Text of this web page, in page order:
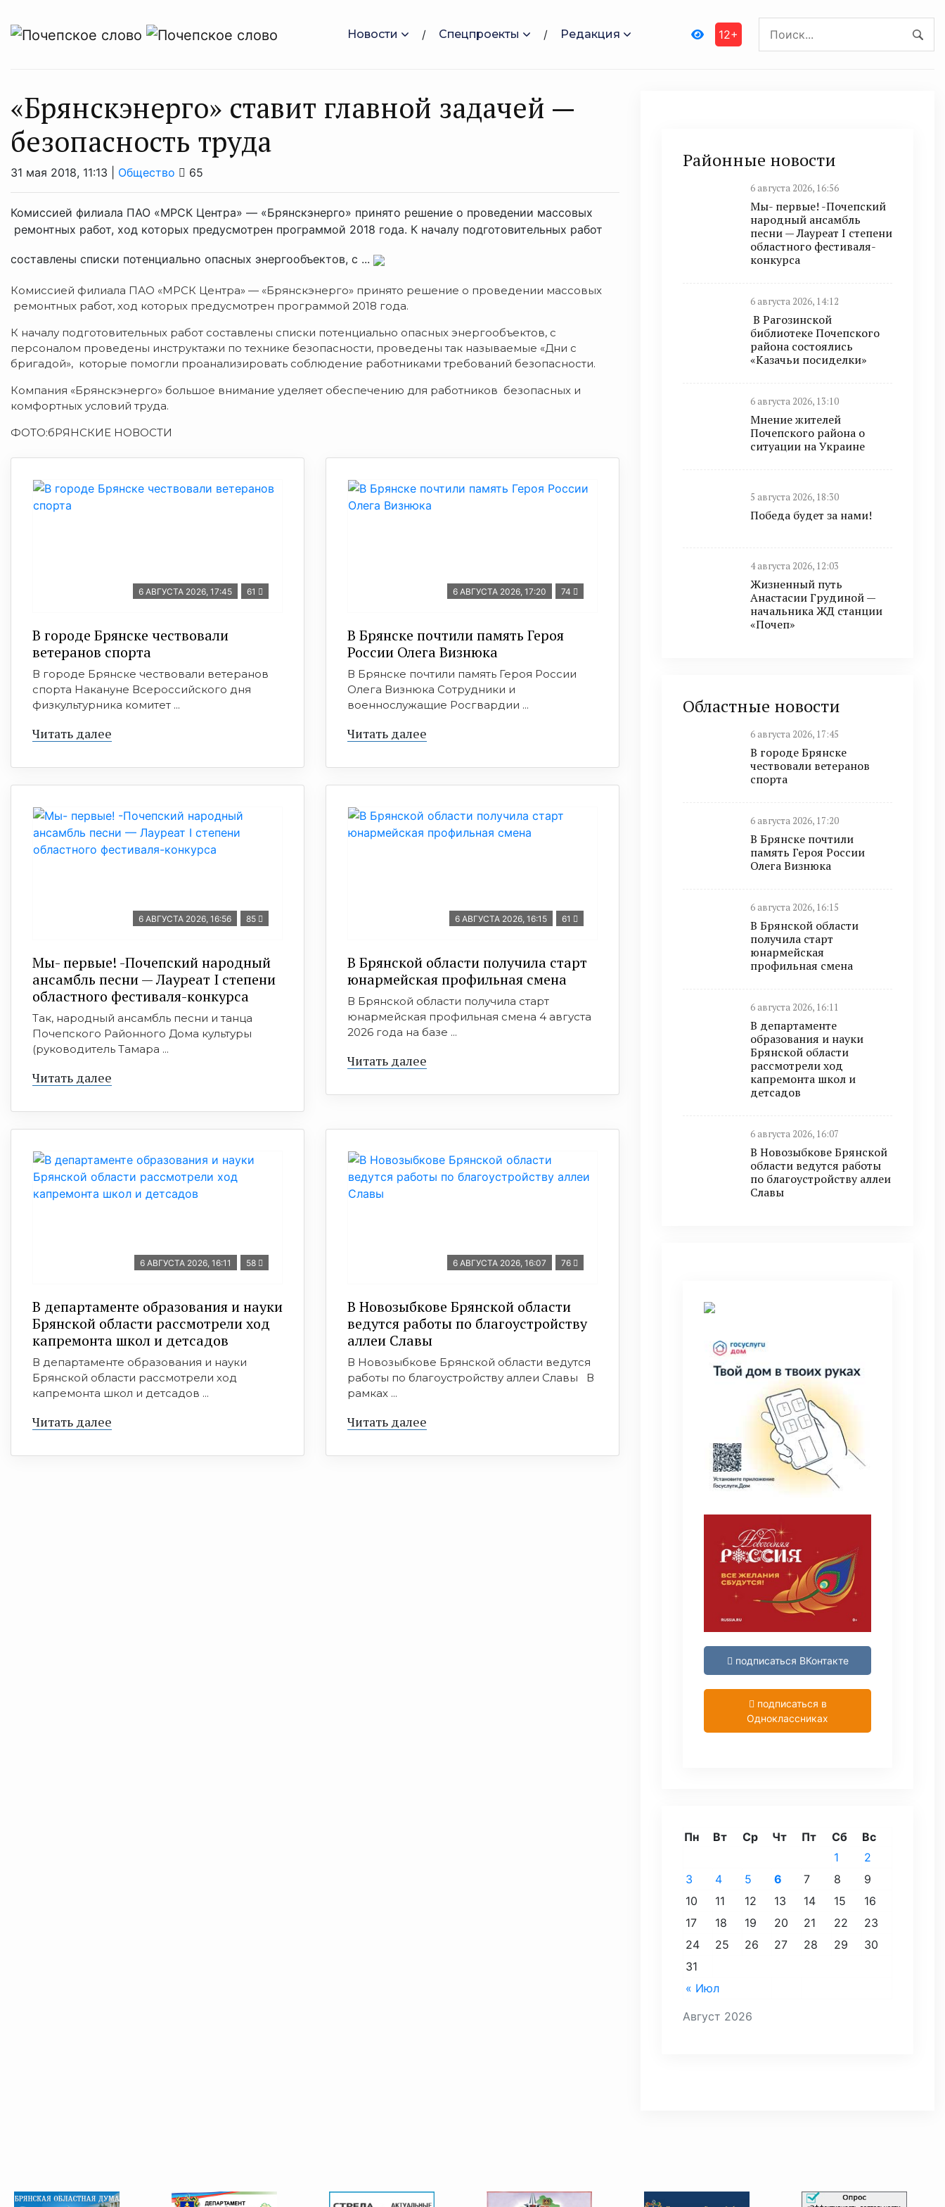
Новости Спецпроекты Редакция 12+
«Брянскэнерго» ставит главной задачей —
безопасность труда
31 мая 2018, 11:13 | Общество 65
Комиссией филиала ПАО «МРСК Центра» — «Брянскэнерго» принято решение о проведении массовых
ремонтных работ, ход которых предусмотрен программой 2018 года. К началу подготовительных работ
составлены списки потенциально опасных энергообъектов, с ...
Комиссией филиала ПАО «МРСК Центра» — «Брянскэнерго» принято решение о проведении массовых
ремонтных работ, ход которых предусмотрен программой 2018 года.
К началу подготовительных работ составлены списки потенциально опасных энергообъектов, с
персоналом проведены инструктажи по технике безопасности, проведены так называемые «Дни с
бригадой», которые помогли проанализировать соблюдение работниками требований безопасности.
Компания «Брянскэнерго» большое внимание уделяет обеспечению для работников безопасных и
комфортных условий труда.
ФОТО:бРЯНСКИЕ НОВОСТИ
6 АВГУСТА 2026, 17:45 61
В городе Брянске чествовали
ветеранов спорта
В городе Брянске чествовали ветеранов
спорта Накануне Всероссийского дня
физкультурника комитет ...
Читать далее
6 АВГУСТА 2026, 17:20 74
В Брянске почтили память Героя
России Олега Визнюка
В Брянске почтили память Героя России
Олега Визнюка Сотрудники и
военнослужащие Росгвардии ...
Читать далее
6 АВГУСТА 2026, 16:56 85
Мы- первые! -Почепский народный
ансамбль песни — Лауреат I степени
областного фестиваля-конкурса
Так, народный ансамбль песни и танца
Почепского Районного Дома культуры
(руководитель Тамара ...
Читать далее
6 АВГУСТА 2026, 16:15 61
В Брянской области получила старт
юнармейская профильная смена
В Брянской области получила старт
юнармейская профильная смена 4 августа
2026 года на базе ...
Читать далее
6 АВГУСТА 2026, 16:11 58
В департаменте образования и науки
Брянской области рассмотрели ход
капремонта школ и детсадов
В департаменте образования и науки
Брянской области рассмотрели ход
капремонта школ и детсадов ...
Читать далее
6 АВГУСТА 2026, 16:07 76
В Новозыбкове Брянской области
ведутся работы по благоустройству
аллеи Славы
В Новозыбкове Брянской области ведутся
работы по благоустройству аллеи Славы В
рамках ...
Читать далее
Районные новости
6 августа 2026, 16:56
Мы- первые! -Почепский
народный ансамбль
песни — Лауреат I степени
областного фестиваля-
конкурса
6 августа 2026, 14:12
В Рагозинской
библиотеке Почепского
района состоялись
«Казачьи посиделки»
6 августа 2026, 13:10
Мнение жителей
Почепского района о
ситуации на Украине
5 августа 2026, 18:30
Победа будет за нами!
4 августа 2026, 12:03
Жизненный путь
Анастасии Грудиной —
начальника ЖД станции
«Почеп»
Областные новости
6 августа 2026, 17:45
В городе Брянске
чествовали ветеранов
спорта
6 августа 2026, 17:20
В Брянске почтили
память Героя России
Олега Визнюка
6 августа 2026, 16:15
В Брянской области
получила старт
юнармейская
профильная смена
6 августа 2026, 16:11
В департаменте
образования и науки
Брянской области
рассмотрели ход
капремонта школ и
детсадов
6 августа 2026, 16:07
В Новозыбкове Брянской
области ведутся работы
по благоустройству аллеи
Славы
подписаться ВКонтакте
подписаться в
Одноклассниках
Август 2026
Пн Вт Ср Чт Пт Сб Вс
« Июл
1
2
3
4 5 6 7 8
9
10
11 12 13 14 15
16
17
18 19 20 21 22
23
24
25 26 27 28 29
30
31